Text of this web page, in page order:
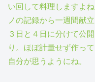
い回して料理しますよ
ノの記録から一週間献
３日と４日に分けて公
り。ほぼ計量せず作っ
自分が思うようにね。